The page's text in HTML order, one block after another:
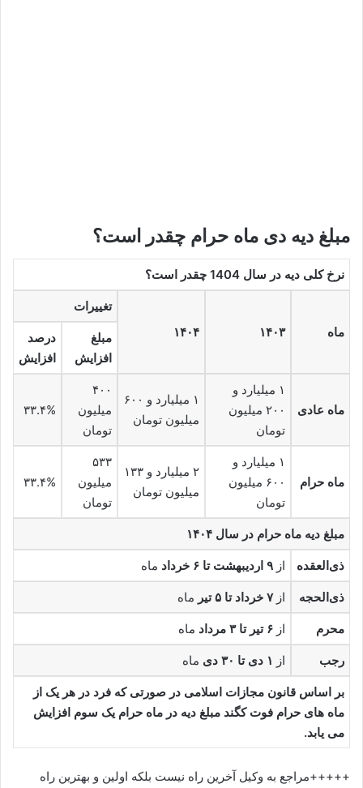
مبلغ دیه دی ماه حرام چقدر است؟
نرخ کلی دیه در سال 1404 چقدر است؟
ماه ۱۴۰۳ ۱۴۰۴
تغییرات
مبلغ
افزایش
درصد
افزایش
ماه عادی
۱ میلیارد و
۲۰۰ میلیون
تومان
۱ میلیارد و ۶۰۰
میلیون تومان
۴۰۰
میلیون
تومان
۳۳.۴%
ماه حرام
۱ میلیارد و
۶۰۰ میلیون
تومان
۲ میلیارد و ۱۳۳
میلیون تومان
۵۳۳
میلیون
تومان
۳۳.۴%
مبلغ دیه ماه‌ حرام در سال ۱۴۰۴
ذی‌العقده از ۹ اردیبهشت تا ۶ خرداد ماه
ذی‌الحجه از۷ خرداد تا ۵ تیر ماه
محرم از ۶ تیر تا ۳ مرداد ماه
رجب از ۱ دی تا ۳۰ دی ماه
بر اساس قانون مجازات اسلامی در صورتی که فرد در هر یک از
ماه های حرام فوت کگند مبلغ دیه در ماه حرام یک سوم افزایش
می یابد.
+++++مراجع به وکیل آخرین راه نیست بلکه اولین و بهترین راه